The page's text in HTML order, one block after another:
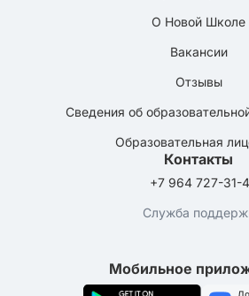
О Новой Школе
Вакансии
Отзывы
Сведения об
Образовательная
Контакты
+7 964 727-31-
Служба
Мобильное